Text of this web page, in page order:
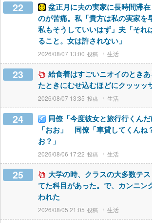
22
盆正月に夫の実家に長時間滞
のが苦痛。私「貴方は私の実家を
私もそうしていいはず」夫「それ
ること。女は許されない」
2026/08/07 13:00 生活
23
給食着はすごいニオイのとき
たときにむせ込むほどにクッッッ
2026/08/07 13:35 生活
24
同僚「今度彼女と旅行行くん
「おお」 同僚「車貸してくん
お？」
2026/08/06 17:22 生活
25
大学の時、クラスの大多数テ
てた科目があった。で、カンニン
われた
2026/08/05 21:05 生活